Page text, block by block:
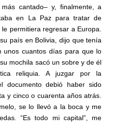
cantado– y, finalmente, a
en La Paz para tratar de
permitiera regresar a Europa.
país en Bolivia, dijo que tenía
unos cuantos días para que lo
mochila sacó un sobre y de él
reliquia. A juzgar por la
documento debió haber sido
y cinco o cuarenta años atrás.
se lo llevó a la boca y me
“Es todo mi capital”, me